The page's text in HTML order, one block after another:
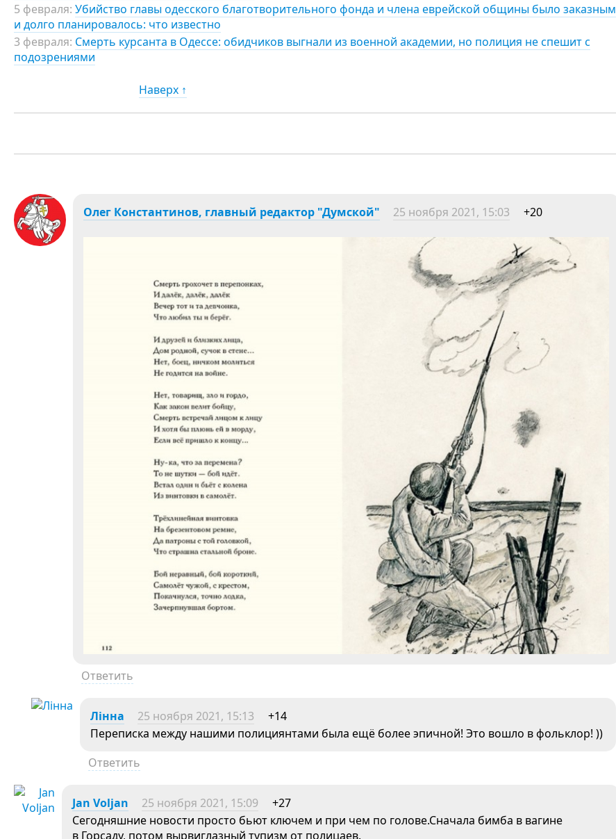
5 февраля: Убийство главы одесского благотворительного фонда и члена еврейской общины было заказным
и долго планировалось: что известно
3 февраля: Смерть курсанта в Одессе: обидчиков выгнали из военной академии, но полиция не спешит с
подозрениями
Наверх ↑
Олег Константинов, главный редактор "Думской" 25 ноября 2021, 15:03 +20
Ответить
Лінна 25 ноября 2021, 15:13
+14
Переписка между нашими полициянтами была ещё более эпичной! Это вошло в фольклор! ))
Ответить
Jan Voljan 25 ноября 2021, 15:09
+27
Сегодняшние новости просто бьют ключем и при чем по голове.Сначала бимба в вагине
в Горсаду, потом вырвиглазный тупизм от полицаев.